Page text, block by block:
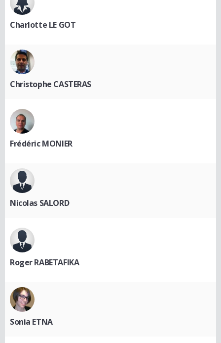
Charlotte LE GOT
Christophe CASTERAS
Frédéric MONIER
Nicolas SALORD
Roger RABETAFIKA
Sonia ETNA